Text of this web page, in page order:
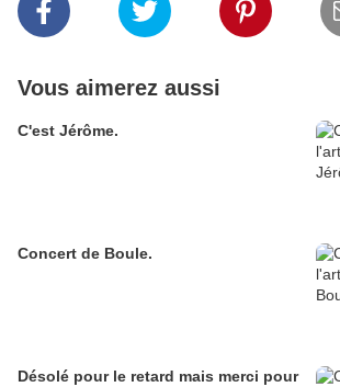
Vous aimerez aussi
C'est Jérôme.
Concert de Boule.
Désolé pour le retard mais merci pour